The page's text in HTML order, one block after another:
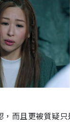
而且更被質疑